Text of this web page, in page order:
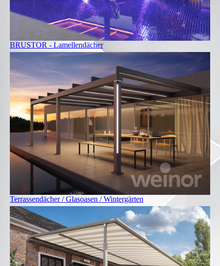
BRUSTOR - Lamellendächer
Terrassendächer / Glasoasen / Wintergärten